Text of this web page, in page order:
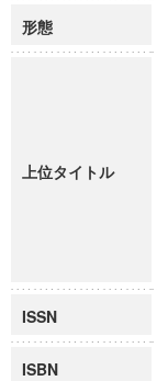
形態
上位タイトル
ISSN
ISBN